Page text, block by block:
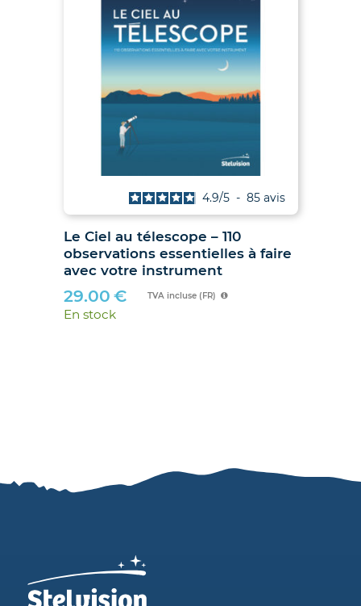
Le Ciel au télescope – 110
observations essentielles à faire
avec votre instrument
4.9/5 - 85 avis
29.00 € TVA incluse (FR)
En stock